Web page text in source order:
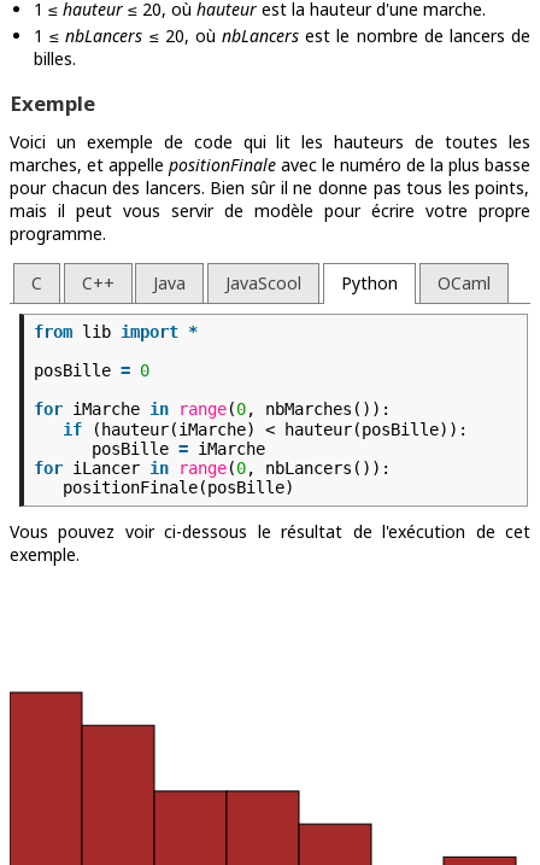
1 ≤ hauteur ≤ 20, où hauteur est la hauteur d'une marche.
1 ≤nbLancers ≤ 20, oùnbLancers est le nombre de lancers de
billes.
Exemple
Voici un exemple de code qui lit les hauteurs de toutes les
marches, et appelle positionFinale avec le numéro de la plus basse
pour chacun des lancers. Bien sûr il ne donne pas tous les points,
mais il peut vous servir de modèle pour écrire votre propre
programme.
C C++ Java JavaScool Python OCaml
from lib import *
posBille = 0
for iMarche in range(0, nbMarches()):
if
(hauteur(iMarche) < hauteur(posBille)):
posBille = iMarche
for iLancer in range(0, nbLancers()):
positionFinale(posBille)
Vous pouvez voir ci-dessous le résultat de l'exécution de cet
exemple.